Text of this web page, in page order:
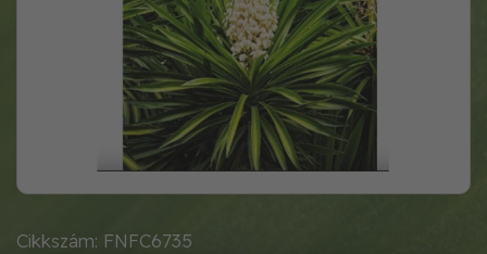
Cikkszám: FNFC6735